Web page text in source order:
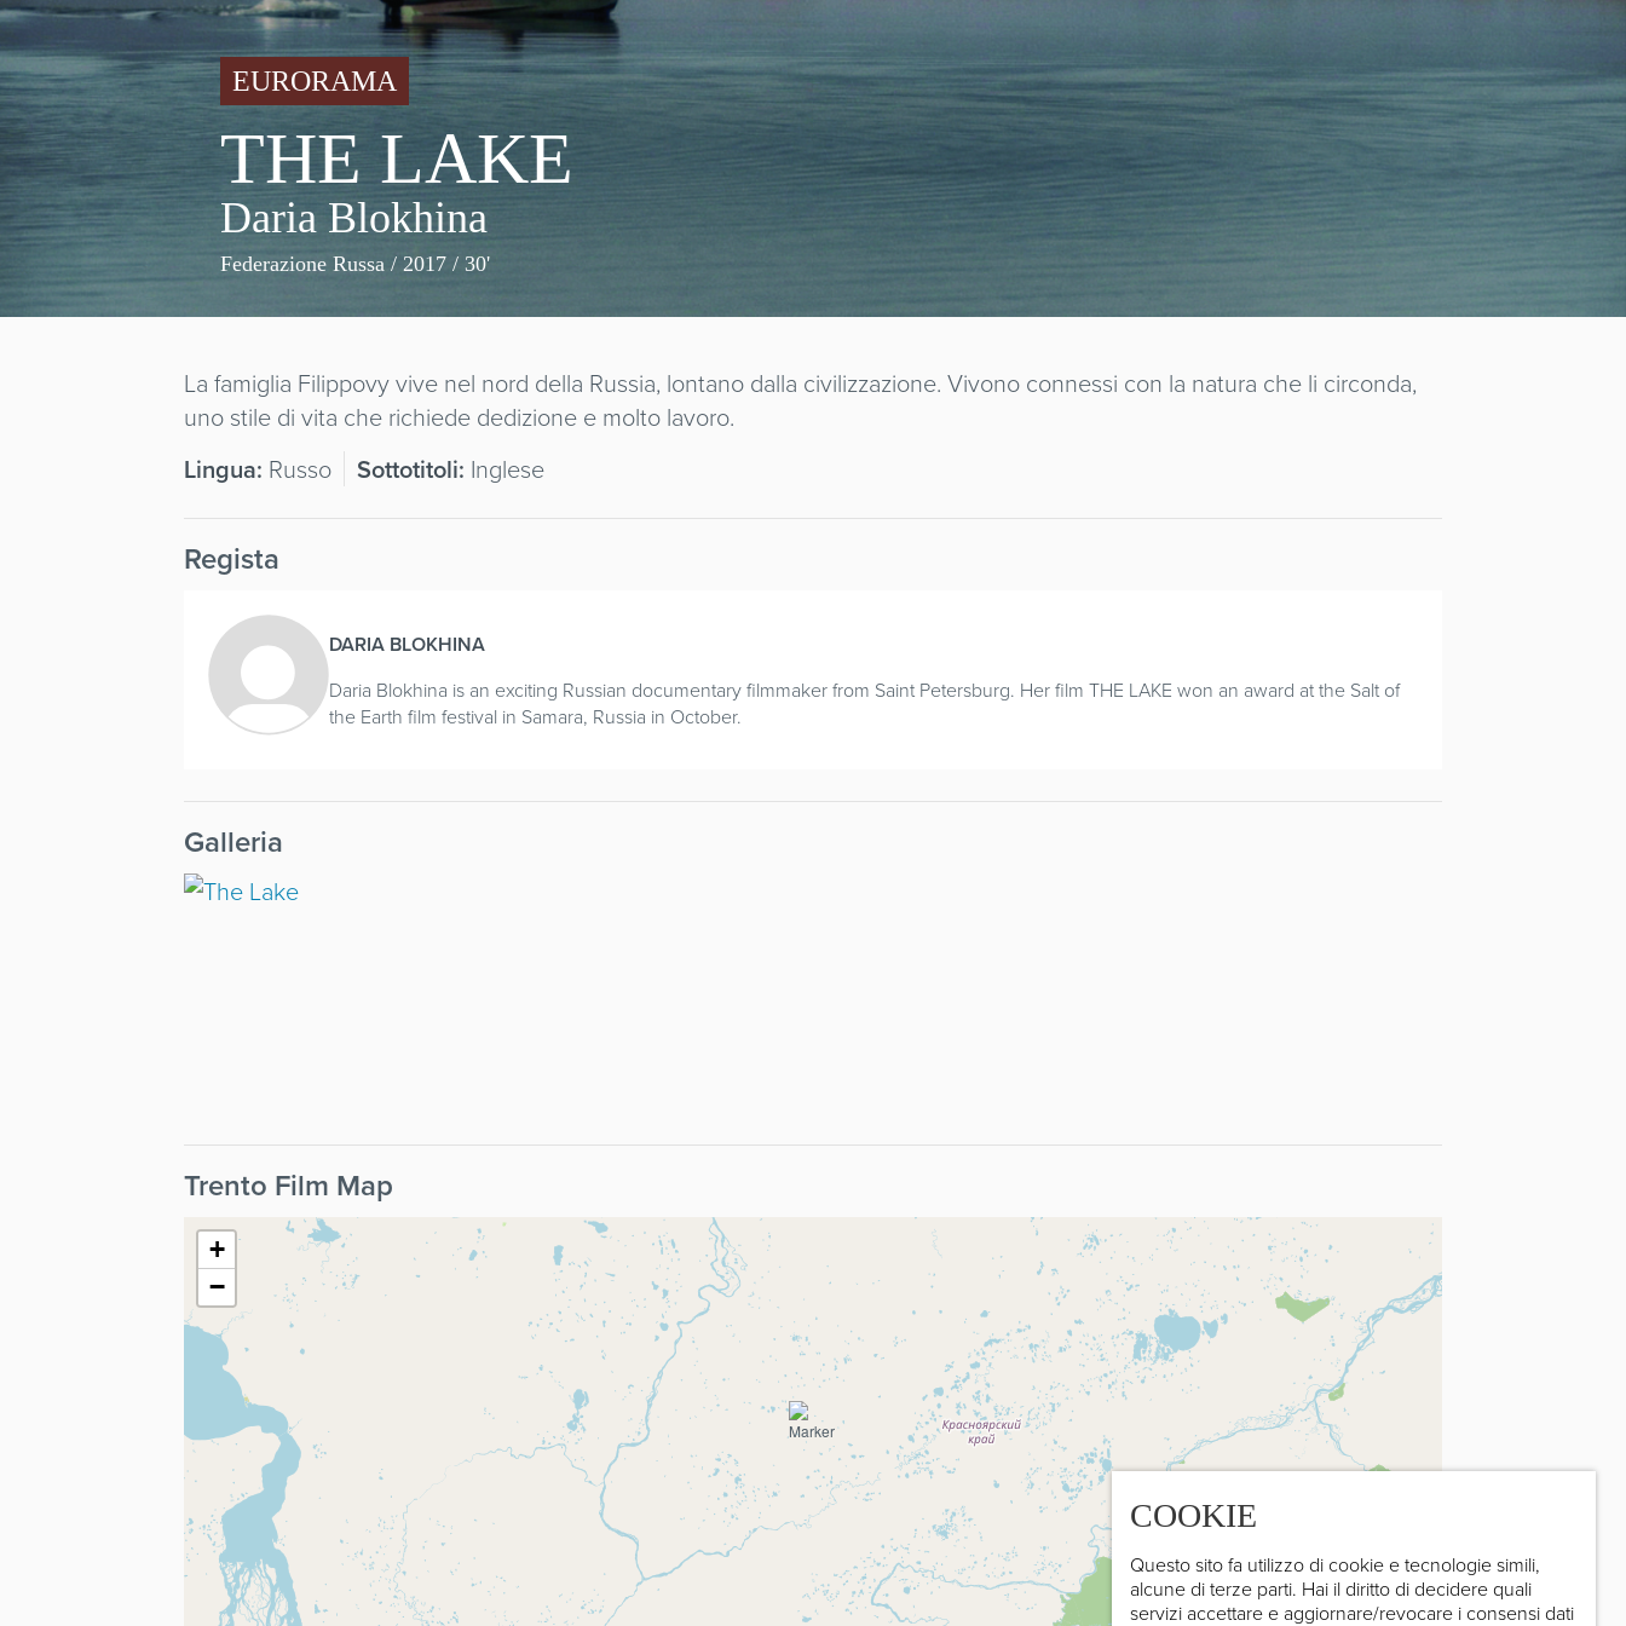
COOKIE
Questo sito fa utilizzo di cookie e tecnologie simili,
alcune di terze parti. Hai il diritto di decidere quali
servizi accettare e aggiornare/revocare i consensi dati
EURORAMA
THE LAKE
Daria Blokhina
Federazione Russa / 2017 / 30'
La famiglia Filippovy vive nel nord della Russia, lontano dalla civilizzazione. Vivono connessi con la natura che li circonda,
uno stile di vita che richiede dedizione e molto lavoro.
Lingua: Russo Sottotitoli: Inglese
Regista
DARIA BLOKHINA
Daria Blokhina is an exciting Russian documentary filmmaker from Saint Petersburg. Her film THE LAKE won an award at the Salt of
the Earth film festival in Samara, Russia in October.
Galleria
Trento Film Map
+
−